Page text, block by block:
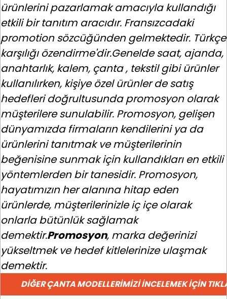
ürünlerini pazarlamak amacıyla kullandığı
etkili bir tanıtım aracıdır. Fransızcadaki
promotion sözcüğünden gelmektedir. Türkçe
karşılığı özendirme'dir.Genelde saat, ajanda,
anahtarlık, kalem, çanta , tekstil gibi ürünler
kullanılırken, kişiye özel ürünler de satış
hedefleri doğrultusunda promosyon olarak
müşterilere sunulabilir. Promosyon, gelişen
dünyamızda firmaların kendilerini ya da
ürünlerini tanıtmak ve müşterilerinin
beğenisine sunmak için kullandıkları en etkili
yöntemlerden bir tanesidir. Promosyon,
hayatımızın her alanına hitap eden
ürünlerde, müşterilerinizle iç içe olarak
onlarla bütünlük sağlamak
demektir.Promosyon, marka değerinizi
yükseltmek ve hedef kitlelerinize ulaşmak
demektir.
DIĞER ÇANTA MODELLERIMIZI İNCELEMEK İÇIN